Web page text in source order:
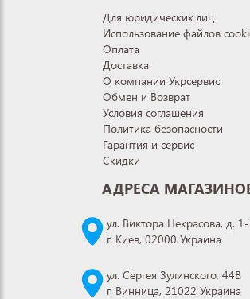
Для юридических лиц
Использование файлов
Оплата
Доставка
О компании Укрсервис
Обмен и Возврат
Условия соглашения
Политика безопасности
Гарантия и сервис
Скидки
АДРЕСА
ул. Виктора Некрасова, д.
г. Киев, 02000 Украина
ул. Сергея Зулинского, 44В
г. Винница, 21022 Украина